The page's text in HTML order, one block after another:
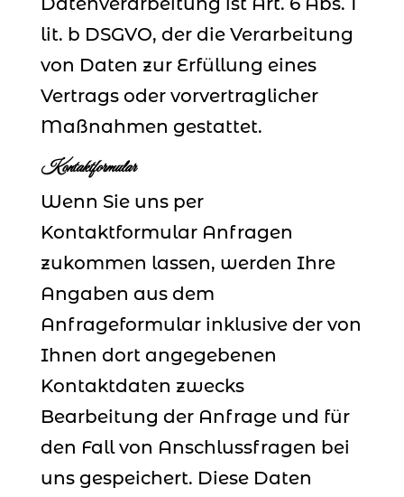
lit. b DSGVO, der die Verarbeitung
von Daten zur Erfüllung eines
Vertrags oder vorvertraglicher
Maßnahmen gestattet.
Kontaktformular
Wenn Sie uns per
Kontaktformular Anfragen
zukommen lassen, werden Ihre
Angaben aus dem
Anfrageformular inklusive der von
Ihnen dort angegebenen
Kontaktdaten zwecks
Bearbeitung der Anfrage und für
den Fall von Anschlussfragen bei
uns gespeichert. Diese Daten